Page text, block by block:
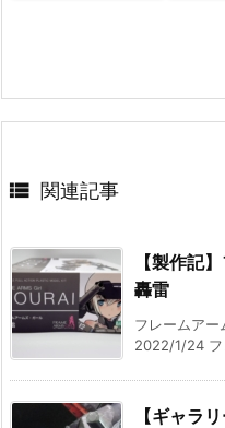
 関連記事
【製作記
轟雷
フレームア
2022/1/24 フ
【ギャラ